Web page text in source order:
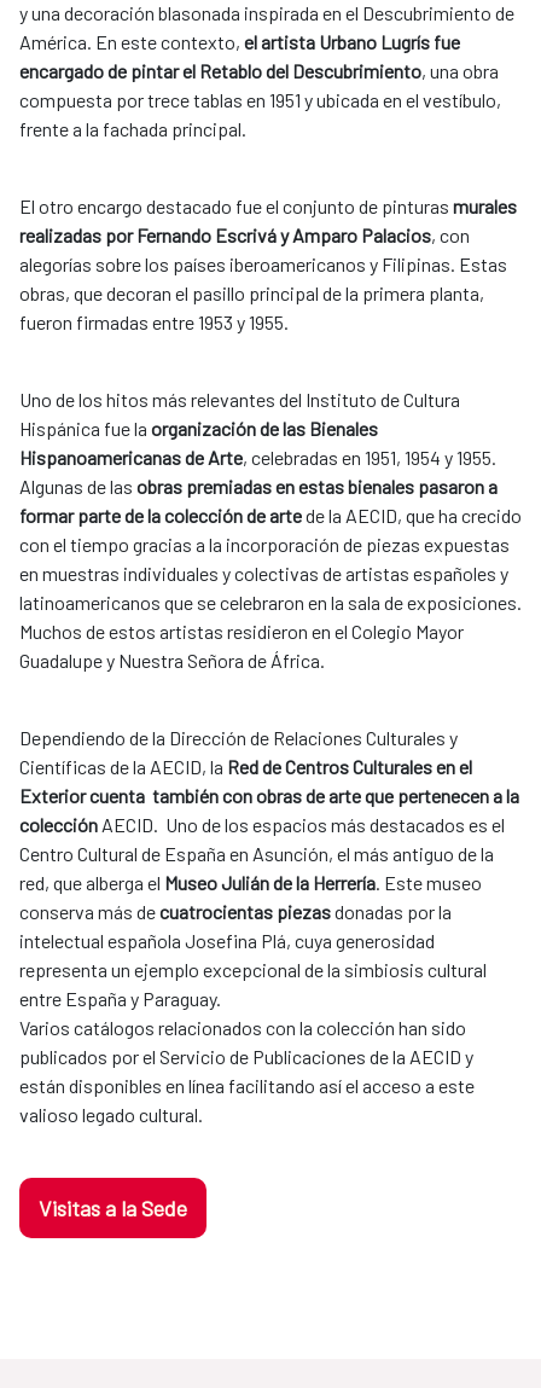
y una decoración blasonada inspirada en el Descubrimiento de
América. En este contexto, el artista Urbano Lugrís fue
encargado de pintar el Retablo del Descubrimiento, una obra
compuesta por trece tablas en 1951 y ubicada en el vestíbulo,
frente a la fachada principal.
El otro encargo destacado fue el conjunto de pinturas murales
realizadas por Fernando Escrivá y Amparo Palacios, con
alegorías sobre los países iberoamericanos y Filipinas. Estas
obras, que decoran el pasillo principal de la primera planta,
fueron firmadas entre 1953 y 1955.
Uno de los hitos más relevantes del Instituto de Cultura
Hispánica fue la organización de las Bienales
Hispanoamericanas de Arte, celebradas en 1951, 1954 y 1955.
Algunas de las obras premiadas en estas bienales pasaron a
formar parte de la colección de artede la AECID, que ha crecido
con el tiempo gracias a la incorporación de piezas expuestas
en muestras individuales y colectivas de artistas españoles y
latinoamericanos que se celebraron en la sala de exposiciones.
Muchos de estos artistas residieron en el Colegio Mayor
Guadalupe y Nuestra Señora de África.
Dependiendo de la Dirección de Relaciones Culturales y
Científicas de la AECID, la Red de Centros Culturales en el
Exterior cuenta también con obras de arte que pertenecen a la
colección AECID. Uno de los espacios más destacados es el
Centro Cultural de España en Asunción, el más antiguo de la
red, que alberga el Museo Julián de la Herrería. Este museo
conserva más decuatrocientas piezasdonadas por la
intelectual española Josefina Plá, cuya generosidad
representa un ejemplo excepcional de la simbiosis cultural
entre España y Paraguay.
Varios catálogos relacionados con la colección han sido
publicados por el Servicio de Publicaciones de la AECID y
están disponibles en línea facilitando así el acceso a este
valioso legado cultural.
Visitas a la Sede